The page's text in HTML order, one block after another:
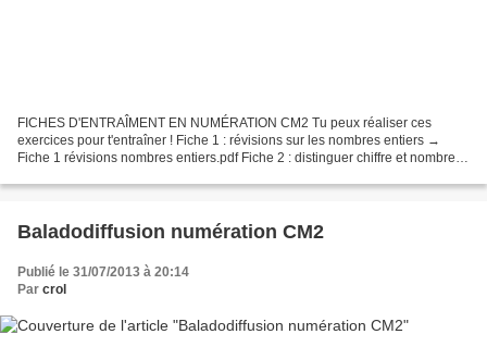
FICHES D'ENTRAÎMENT EN NUMÉRATION CM2 Tu peux réaliser ces
exercices pour t'entraîner ! Fiche 1 : révisions sur les nombres entiers →
Fiche 1 révisions nombres entiers.pdf Fiche 2 : distinguer chiffre et nombre
Baladodiffusion numération CM2
Publié le 31/07/2013 à 20:14
Par crol